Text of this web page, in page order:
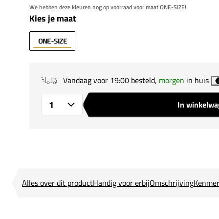
We hebben deze kleuren nog op voorraad voor maat ONE-SIZE!
Kies je maat
ONE-SIZE
Vandaag voor 19:00 besteld, morgen in huis
In
Alles over dit productHandig voor erbijOmschrijving